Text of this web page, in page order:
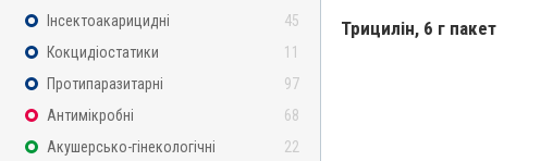
Інсектоакарицидні
45
Кокцидіостатики
11
Протипаразитарні
97
Антимікробні
68
Акушерсько-гінекологічні
22
Трицилін, 6 г пакет